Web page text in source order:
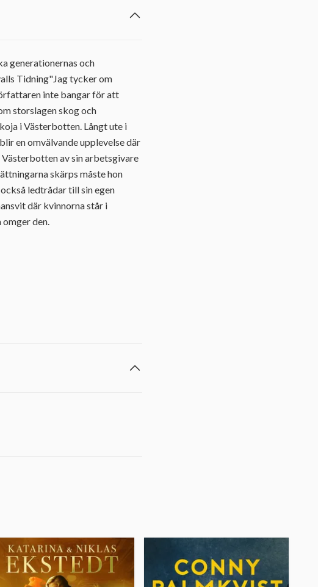
generationernas och
Tidning"Jag tycker om
inte bangar för att
storslagen skog och
i Västerbotten. Långt ute i
en omvälvande upplevelse där
av sin arbetsgivare
skärps måste hon
ledtrådar till sin egen
där kvinnorna står i
den.